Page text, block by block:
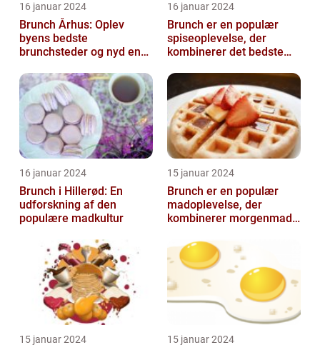
16 januar 2024
Brunch Århus: Oplev
byens bedste
brunchsteder og nyd en
madoplevelse
16 januar 2024
Brunch er en populær
spiseoplevelse, der
kombinerer det bedste
frokost
16 januar 2024
Brunch i Hillerød: En
udforskning af den
populære madkultur
15 januar 2024
Brunch er en populær
madoplevelse, der
kombinerer morgenmad
afslappet og hygg...
15 januar 2024 15 januar 2024